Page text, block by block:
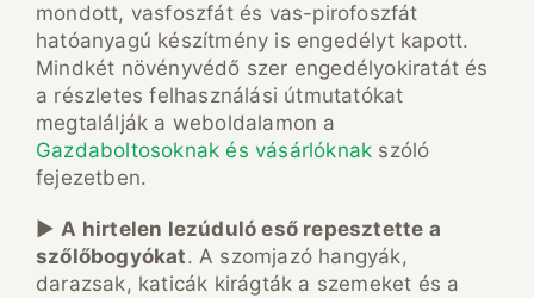
mondott, vasfoszfát és vas-pirofoszfát
hatóanyagú készítmény is engedélyt kapott.
Mindkét növényvédő szer engedélyokiratát és
a részletes felhasználási útmutatókat
megtalálják a weboldalamon a
Gazdaboltosoknak és vásárlóknak szóló
fejezetben.
►A hirtelen lezúduló eső repesztette a
szőlőbogyókat. A szomjazó hangyák,
darazsak, katicák kirágták a szemeket és a